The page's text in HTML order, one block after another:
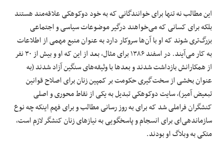
این مطالب نه تنها برای خوانندگانی که به خود دوکوهکی علاقه‌مند هستند
بلکه برای کسانی که می‌خواهند درگیر موضوعات سیاسی و اجتماعی
بزرگ‌تری شوند که او با آن‌ها سروکار دارد به عنوان منبع مهمی از اطلاعات
به کار می‌آیند. در اسفند ۱۳۸۶ برای مثال، بعد از این که او و بیش از ۳۰ نفر
از همکارانش بازداشت شدند و بعدها با وثیقه‌های سنگین آزاد شدند (به
عنوان بخشی از سخت‌گیری حکومت بر کمپین زنان برای اصلاح قوانین
تبعیض آمیز)، سایت دوکوهکی تبدیل به یکی از نقاط محوری و اصلی
کنشگران فراملی شد که برای به روز رسانی مطالب و برای فهم اینکه چه نوع
سازماندهی‌ای برای انسجام و پاسخگویی به نیازهای زنان کنشگر لازم است،
متکی به وبلاگ‌ او بودند.